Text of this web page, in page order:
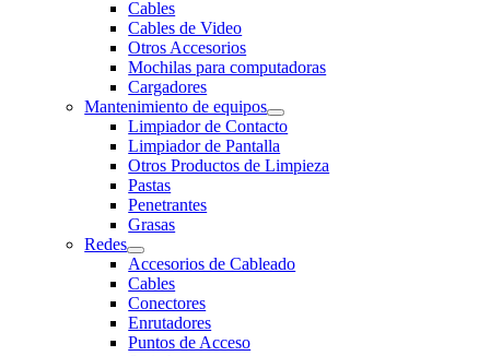
Cables
Cables de Video
Otros Accesorios
Mochilas para computadoras
Cargadores
Mantenimiento de equipos
Limpiador de Contacto
Limpiador de Pantalla
Otros Productos de Limpieza
Pastas
Penetrantes
Grasas
Redes
Accesorios de Cableado
Cables
Conectores
Enrutadores
Puntos de Acceso